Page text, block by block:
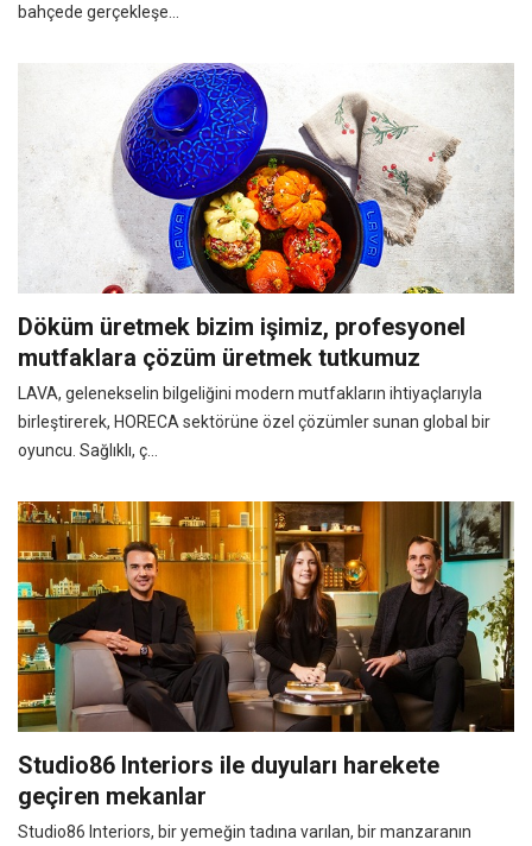
bahçede gerçekleşe...
Döküm üretmek bizim işimiz, profesyonel
mutfaklara çözüm üretmek tutkumuz
LAVA, gelenekselin bilgeliğini modern mutfakların ihtiyaçlarıyla
birleştirerek, HORECA sektörüne özel çözümler sunan global bir
oyuncu. Sağlıklı, ç...
Studio86 Interiors ile duyuları harekete
geçiren mekanlar
Studio86 Interiors, bir yemeğin tadına varılan, bir manzaranın